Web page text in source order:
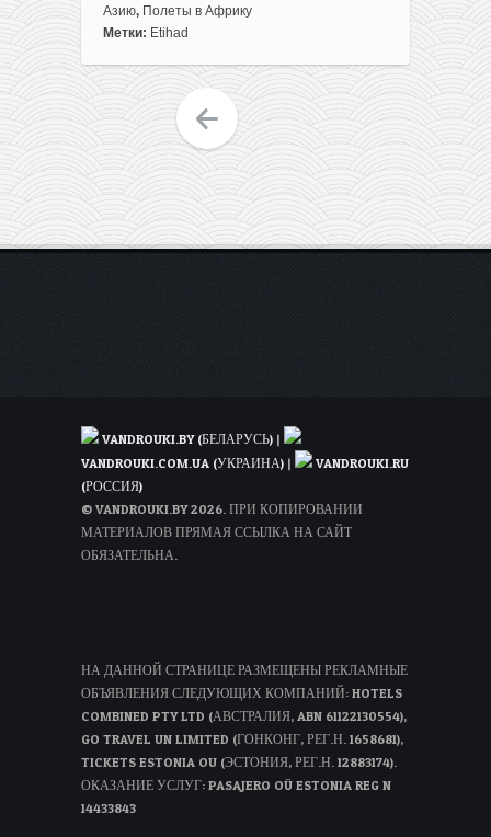
Большая
распродажа
Airways:
полеты
из
Минска
Азию
со
Азию, Полеты в Африку
Метки: Etihad
VANDROUKI.BY (БЕЛАРУСЬ) |
VANDROUKI.COM.UA (УКРАИНА) |
VANDROUKI.RU
(РОССИЯ)
© VANDROUKI.BY 2026. ПРИ КОПИРОВАНИИ
МАТЕРИАЛОВ ПРЯМАЯ ССЫЛКА НА САЙТ
ОБЯЗАТЕЛЬНА.
НА ДАННОЙ СТРАНИЦЕ РАЗМЕЩЕНЫ РЕКЛАМНЫЕ
ОБЪЯВЛЕНИЯ СЛЕДУЮЩИХ КОМПАНИЙ: HOTELS
COMBINED PTY LTD (АВСТРАЛИЯ, ABN 61122130554),
GO TRAVEL UN LIMITED (ГОНКОНГ, РЕГ.Н. 1658681),
TICKETS ESTONIA OU (ЭСТОНИЯ, РЕГ.Н. 12883174).
ОКАЗАНИЕ УСЛУГ: PASAJERO OÜ ESTONIA REG N
14433843